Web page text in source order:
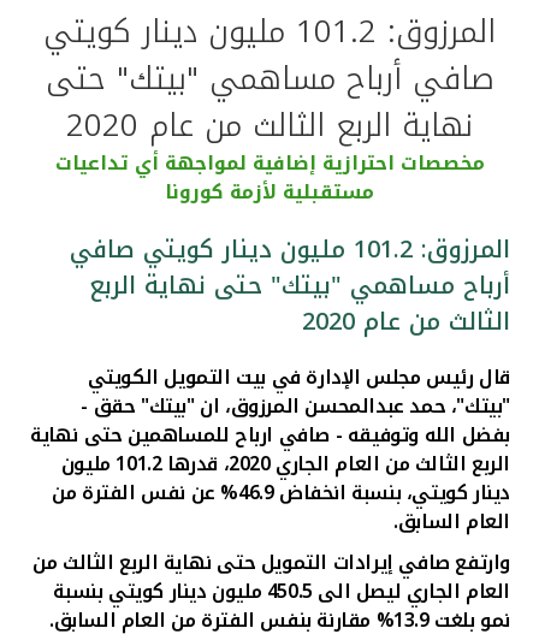
خدمات ما بعد البيع
اتصل بنا
مواقع الفروع وأجهزة الصرف الآلي
ألمانيا
ماليزيا
تركيا
مصر
المملكة المتحدة
مملكة البحرين
المرزوق: 101.2 مليون دينار كويتي
صافي أرباح مساهمي "بيتك" حتى
نهاية الربع الثالث من عام 2020
مخصصات احترازية إضافية لمواجهة أي تداعيات
مستقبلية لأزمة كورونا
المرزوق: 101.2 مليون دينار كويتي صافي
أرباح مساهمي "بيتك" حتى نهاية الربع
الثالث من عام 2020
قال رئيس مجلس الإدارة في بيت التمويل الكويتي
"بيتك"، حمد عبدالمحسن المرزوق، ان"بيتك" حقق -
بفضل الله وتوفيقه- صافي ارباح للمساهمينحتى نهاية
الربع الثالثمن العام الجاري 2020، قدرها 101.2 مليون
دينار كويتي،بنسبة انخفاض 46.9% عن نفس الفترة من
العام السابق.
وارتفع صافي إيرادات التمويل حتى نهاية الربع الثالث من
العام الجاري ليصل الى450.5مليون دينار كويتي بنسبة
نمو بلغت 13.9% مقارنة بنفس الفترة من العام السابق.